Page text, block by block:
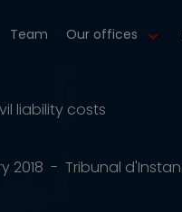
Team Our offices
liability costs
2018 - Tribunal